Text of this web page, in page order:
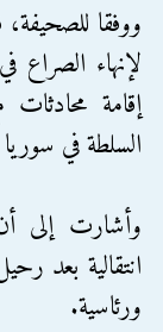
ووفقا
لإنهاء الصراع
إقامة
السلطة في
وأشارت إلى
انتقالية بعد
ورئاسية.